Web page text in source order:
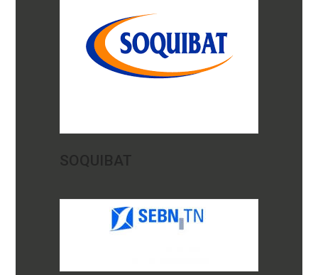
SOQUIBAT